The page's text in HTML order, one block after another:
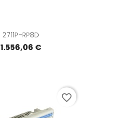
2711P-RP8D
1.556,06 €
favorite_border